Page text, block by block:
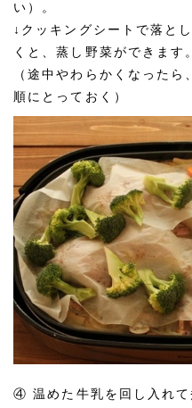
い）。
↓クッキングシートで落と
くと、蒸し野菜ができます。
（途中やわらかくなった
順にとっておく）
④ 温めた牛乳を回し入れて